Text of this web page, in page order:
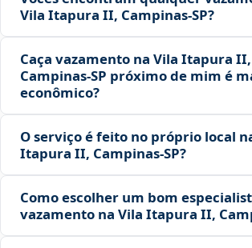
Vila Itapura II, Campinas‑SP?
Caça vazamento na Vila Itapura II,
Campinas‑SP próximo de mim é
econômico?
O serviço é feito no próprio local
Itapura II, Campinas‑SP?
Como escolher um bom
vazamento na Vila Itapura II,